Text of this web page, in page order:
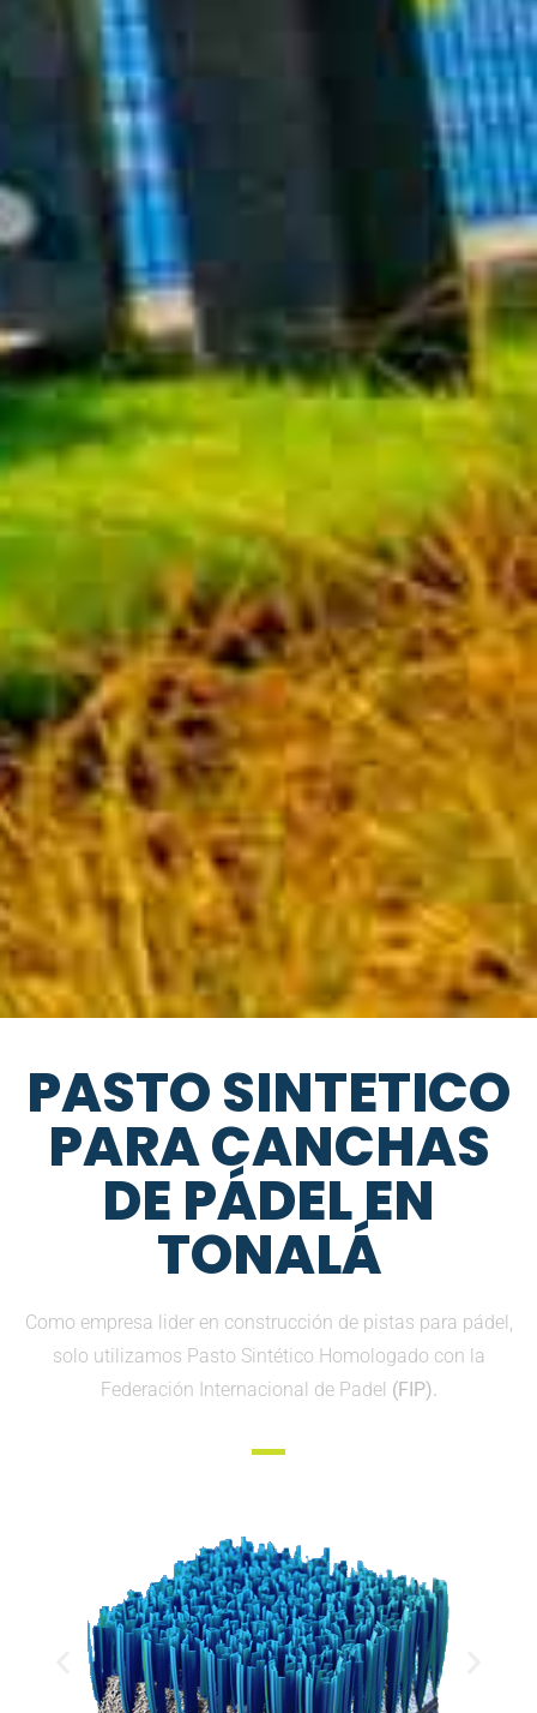
PASTO SINTETICO
PARA CANCHAS
DE PÁDEL EN
TONALÁ
Como empresa lider en construcción de pistas para pádel,
solo utilizamos Pasto Sintético Homologado con la
Federación Internacional de Padel (FIP).